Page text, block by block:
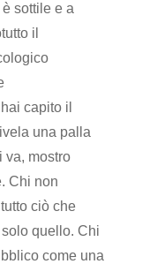
sottile e a
il
capito il
una palla
va, mostro
Chi non
ciò che
quello. Chi
come una